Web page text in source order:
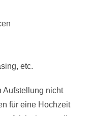
etc.
Aufstellung nicht
für eine Hochzeit